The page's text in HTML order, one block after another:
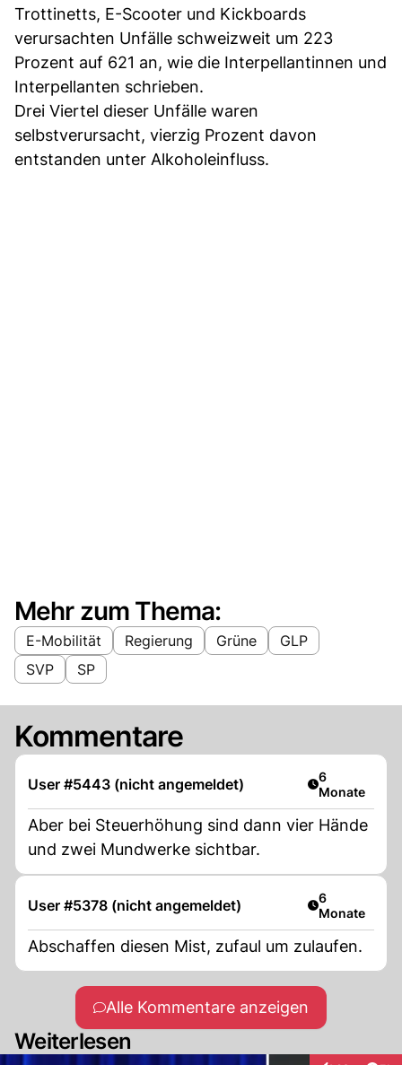
Trottinetts, E-Scooter und Kickboards
verursachten Unfälle schweizweit um 223
Prozent auf 621 an, wie die Interpellantinnen und
Interpellanten schrieben.
Drei Viertel dieser Unfälle waren
selbstverursacht, vierzig Prozent davon
entstanden unter Alkoholeinfluss.
Mehr zum Thema:
E-Mobilität Regierung Grüne
GLP
SVP
SP
Kommentare
User #5443 (nicht angemeldet) Artikel
6
Monate
Aber bei Steuerhöhung sind dann vier Hände
und zwei Mundwerke sichtbar.
User #5378 (nicht angemeldet) Artikel
6
Monate
Abschaffen diesen Mist, zufaul um zulaufen.
Alle Kommentare anzeigen
Weiterlesen